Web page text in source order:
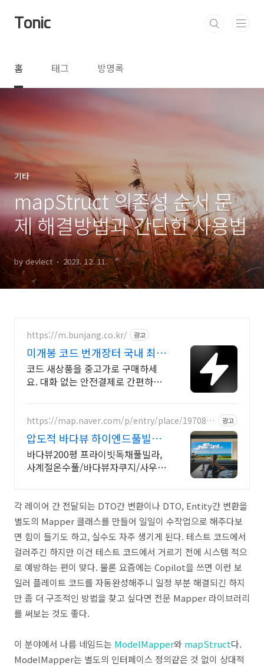
Tonic
홈 태그 방명록
기타
mapStruct 의존성 순서 문
제 해결방법과 간단한 사용법
by devlect 2023. 12. 11.
https://m.bunjang.co.kr/ 광고
미개봉 코드 번개장터 국내 최대
브랜드 중고거래
코드 새상품을 중고가로 구매하세
요. 대화 없는 안전결제로 간편하게!
상품 업로드
https://map.naver.com/p/entry/place/1970846
광고
압도적 바다뷰 하이엔드풀빌라
7-8월 한정 수영장 포함
바다뷰200평 프라이빗독채풀빌라,
사계절온수풀/바다뷰자쿠지/사우
핀란드식 사우나,200평정원
각 레이어 간 전달되는 DTO간 변환이나 DTO, Entity간 변환을
별도의 Mapper 클래스를 만들어 일일이 수작업으로 해주다보
면 힘이 들기도 하고, 실수도 자주 생기게 된다. 테스트 코드에서
걸러주긴 하지만 이건 테스트 코드에서 거르기 전에 시스템 적으
로 예방하는 편이 맞다. 물론 요즘에는 Copilot을 쓰면 이런 보
일러 플레이트 코드를 자동완성해주니 일정 부분 해결되긴 하지
만 좀 더 구조적인 방법을 찾고 싶다면 전문 Mapper 라이브러리
를 써보는 것도 좋다.
이 분야에서 나름 네임드는 ModelMapper와 mapStruct다.
ModelMapper는 별도의 인터페이스 정의같은 것 없이 상대적